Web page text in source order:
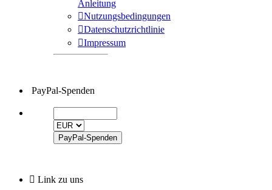
Anleitung
Nutzungsbedingungen
Datenschutzrichtlinie
Impressum
PayPal-Spenden
Link zu uns